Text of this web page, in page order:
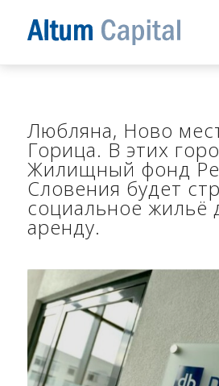
Любляна, Ново
Горица. В этих
Жилищный фонд
Словения будет
социальное жильё
аренду.